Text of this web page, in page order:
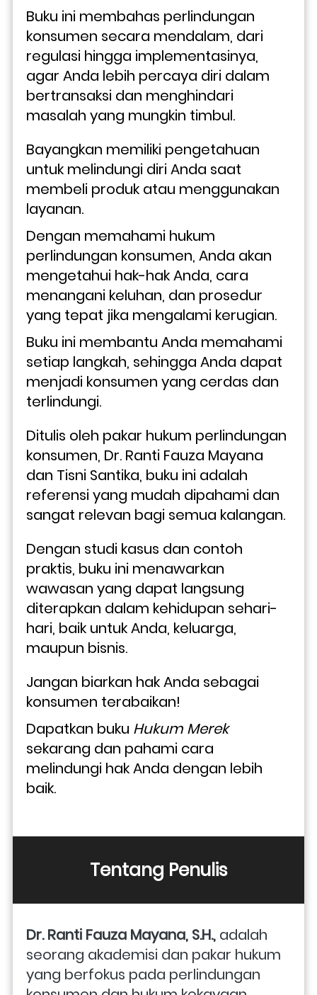
Buku ini membahas perlindungan
konsumen secara mendalam, dari
regulasi hingga implementasinya,
agar Anda lebih percaya diri dalam
bertransaksi dan menghindari
masalah yang mungkin timbul.
Bayangkan memiliki pengetahuan
untuk melindungi diri Anda saat
membeli produk atau menggunakan
layanan.
Dengan memahami hukum
perlindungan konsumen, Anda akan
mengetahui hak-hak Anda, cara
menangani keluhan, dan prosedur
yang tepat jika mengalami kerugian.
Buku ini membantu Anda memahami
setiap langkah, sehingga Anda dapat
menjadi konsumen yang cerdas dan
terlindungi.
Ditulis oleh pakar hukum perlindungan
konsumen, Dr. Ranti Fauza Mayana
dan Tisni Santika, buku ini adalah
referensi yang mudah dipahami dan
sangat relevan bagi semua kalangan.
Dengan studi kasus dan contoh
praktis, buku ini menawarkan
wawasan yang dapat langsung
diterapkan dalam kehidupan sehari-
hari, baik untuk Anda, keluarga,
maupun bisnis.
Jangan biarkan hak Anda sebagai
konsumen terabaikan!
Dapatkan buku Hukum Merek
sekarang dan pahami cara
melindungi hak Anda dengan lebih
baik.
Tentang Penulis
Dr. Ranti Fauza Mayana, S.H., adalah
seorang akademisi dan pakar hukum
yang berfokus pada perlindungan